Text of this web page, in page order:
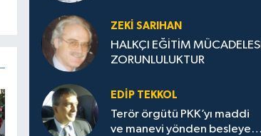
ZEKI SARIHAN
HALKÇI EĞİTİM MÜCADELESİ
ZORUNLULUKTUR
EDIP TEKKOL
Terör örgütü PKK’yı maddi
ve manevi yönden besleyen